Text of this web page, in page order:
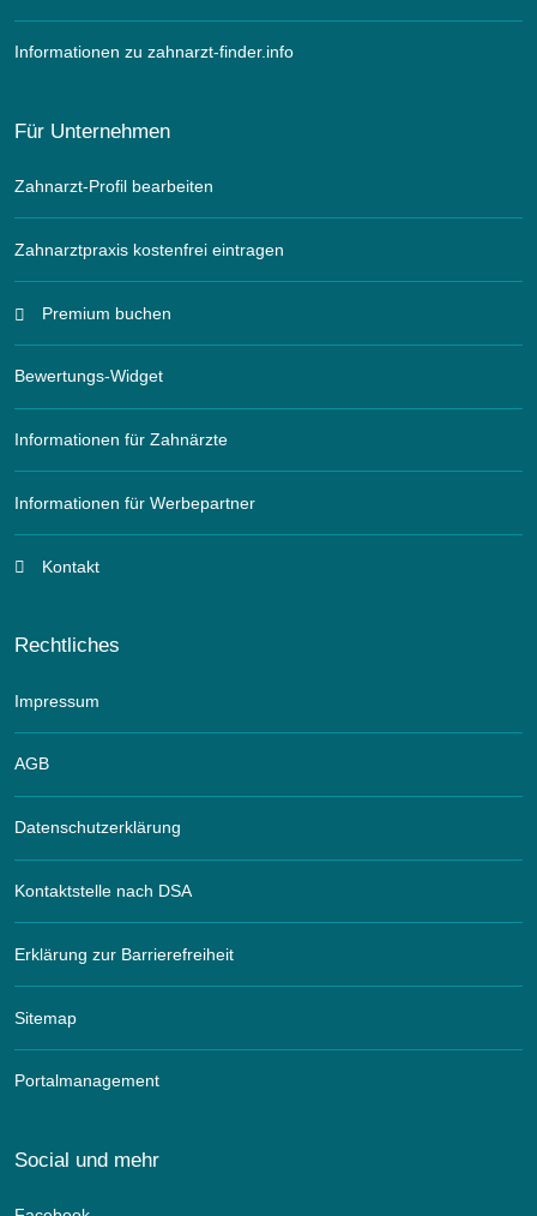
Informationen zu zahnarzt-finder.info
Für Unternehmen
Zahnarzt-Profil bearbeiten
Zahnarztpraxis kostenfrei eintragen
Premium buchen
Bewertungs-Widget
Informationen für Zahnärzte
Informationen für Werbepartner
Kontakt
Rechtliches
Impressum
AGB
Datenschutzerklärung
Kontaktstelle nach DSA
Erklärung zur Barrierefreiheit
Sitemap
Portalmanagement
Social und mehr